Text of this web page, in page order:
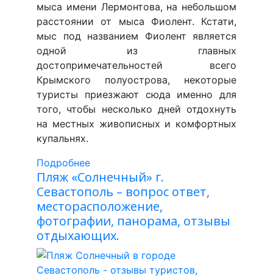
мыса имени Лермонтова, на небольшом
расстоянии от мыса Фиолент. Кстати,
мыс под названием Фиолент является
одной из главных
достопримечательностей всего
Крымского полуострова, некоторые
туристы приезжают сюда именно для
того, чтобы несколько дней отдохнуть
на местных живописных и комфортных
купальнях.
Подробнее
Пляж «Солнечный» г.
Севастополь – вопрос ответ,
месторасположение,
фотографии, панорама, отзывы
отдыхающих.